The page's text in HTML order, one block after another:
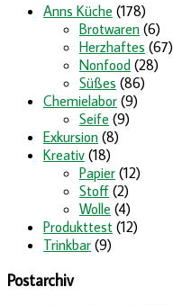
Anns Küche (178)
Brotwaren (6)
Herzhaftes (67)
Nonfood (28)
Süßes (86)
Chemielabor (9)
Seife (9)
Exkursion (8)
Kreativ (18)
Papier (12)
Stoff (2)
Wolle (4)
Produkttest (12)
Trinkbar (9)
Postarchiv